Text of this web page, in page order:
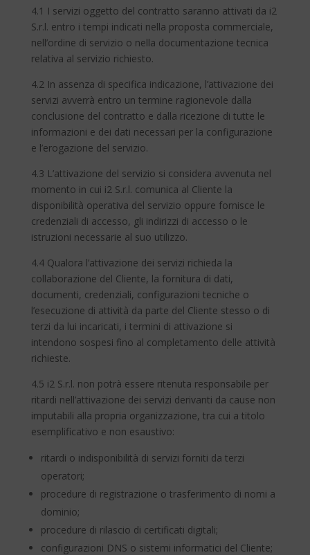
4.1 I servizi oggetto del contratto saranno attivati da i2
S.r.l. entro i tempi indicati nella proposta commerciale,
nell’ordine di servizio o nella documentazione tecnica
relativa al servizio richiesto.
4.2 In assenza di specifica indicazione, l’attivazione dei
servizi avverrà entro un termine ragionevole dalla
conclusione del contratto e dalla ricezione di tutte le
informazioni e dei dati necessari per la configurazione
e l’erogazione del servizio.
4.3 L’attivazione del servizio si considera avvenuta nel
momento in cui i2 S.r.l. comunica al Cliente la
disponibilità operativa del servizio oppure fornisce le
credenziali di accesso, gli indirizzi di accesso o le
istruzioni necessarie al suo utilizzo.
4.4 Qualora l’attivazione dei servizi richieda la
collaborazione del Cliente, la fornitura di dati,
documenti, credenziali, configurazioni tecniche o
l’esecuzione di attività da parte del Cliente stesso o di
terzi da lui incaricati, i termini di attivazione si
intendono sospesi fino al completamento delle attività
richieste.
4.5 i2 S.r.l. non potrà essere ritenuta responsabile per
ritardi nell’attivazione dei servizi derivanti da cause non
imputabili alla propria organizzazione, tra cui a titolo
esemplificativo e non esaustivo:
ritardi o indisponibilità di servizi forniti da terzi
operatori;
procedure di registrazione o trasferimento di nomi a
dominio;
procedure di rilascio di certificati digitali;
configurazioni DNS o sistemi informatici del Cliente;